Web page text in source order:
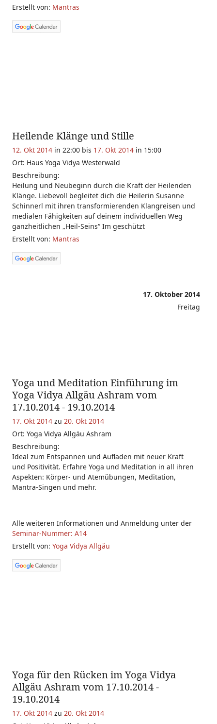
Erstellt von: Mantras
Heilende Klänge und Stille
12. Okt 2014 in 22:00 bis 17. Okt 2014 in 15:00
Ort: Haus Yoga Vidya Westerwald
Beschreibung:
Heilung und Neubeginn durch die Kraft der Heilenden
Klänge. Liebevoll begleitet dich die Heilerin Susanne
Schinnerl mit ihren transformierenden Klangreisen und
medialen Fähigkeiten auf deinem individuellen Weg
ganzheitlichen „Heil-Seins“ Im geschützt
Erstellt von: Mantras
17. Oktober 2014
Freitag
Yoga und Meditation Einführung im
Yoga Vidya Allgäu Ashram vom
17.10.2014 - 19.10.2014
17. Okt 2014 zu 20. Okt 2014
Ort: Yoga Vidya Allgäu Ashram
Beschreibung:
Ideal zum Entspannen und Aufladen mit neuer Kraft
und Positivität. Erfahre Yoga und Meditation in all ihren
Aspekten: Körper- und Atemübungen, Meditation,
Mantra-Singen und mehr.
Alle weiteren Informationen und Anmeldung unter der
Seminar-Nummer: A14
Erstellt von: Yoga Vidya Allgäu
Yoga für den Rücken im Yoga Vidya
Allgäu Ashram vom 17.10.2014 -
19.10.2014
17. Okt 2014 zu 20. Okt 2014